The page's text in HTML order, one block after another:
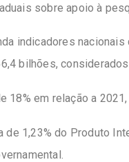
sobre apoio à
indicadores
bilhões,
18% em relação a
de 1,23% do Produto